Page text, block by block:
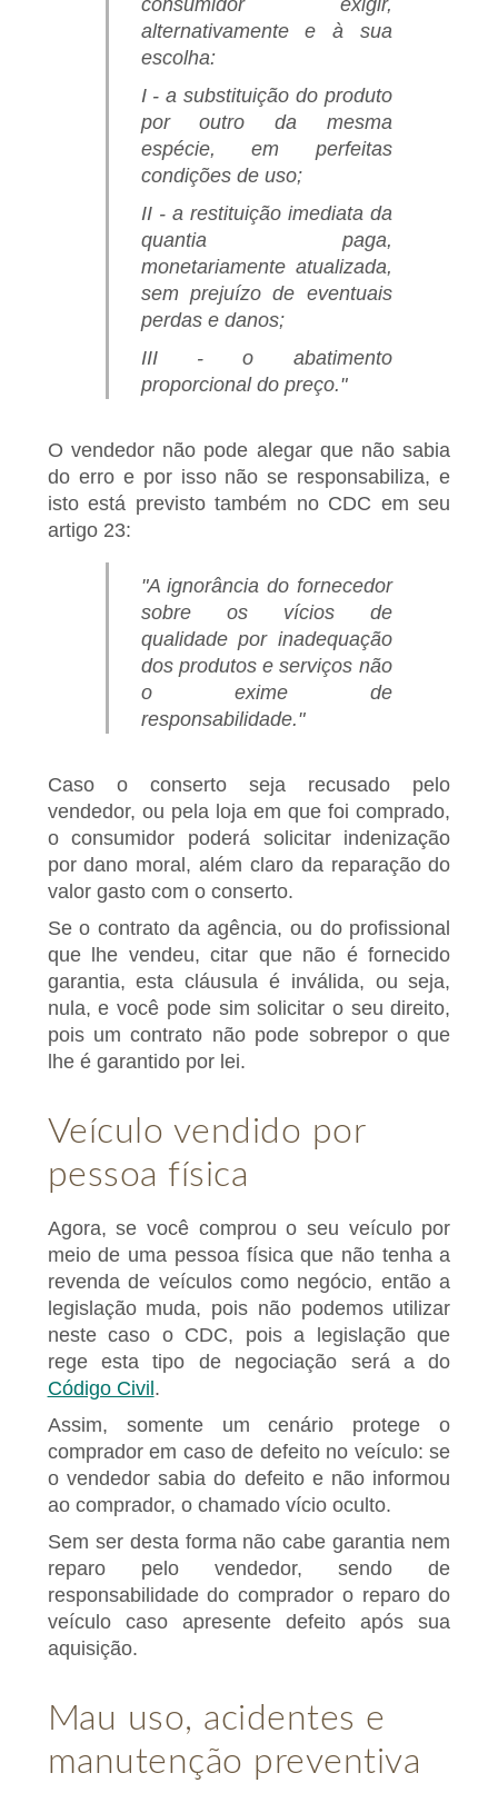
consumidor exigir,
alternativamente e à sua
escolha:
I - a substituição do produto
por outro da mesma
espécie, em perfeitas
condições de uso;
II - a restituição imediata da
quantia paga,
monetariamente atualizada,
sem prejuízo de eventuais
perdas e danos;
III - o abatimento
proporcional do preço."
O vendedor não pode alegar que não sabia
do erro e por isso não se responsabiliza, e
isto está previsto também no CDC em seu
artigo 23:
"A ignorância do fornecedor
sobre os vícios de
qualidade por inadequação
dos produtos e serviços não
o exime de
responsabilidade."
Caso o conserto seja recusado pelo
vendedor, ou pela loja em que foi comprado,
o consumidor poderá solicitar indenização
por dano moral, além claro da reparação do
valor gasto com o conserto.
Se o contrato da agência, ou do profissional
que lhe vendeu, citar que não é fornecido
garantia, esta cláusula é inválida, ou seja,
nula, e você pode sim solicitar o seu direito,
pois um contrato não pode sobrepor o que
lhe é garantido por lei.
Veículo vendido por
pessoa física
Agora, se você comprou o seu veículo por
meio de uma pessoa física que não tenha a
revenda de veículos como negócio, então a
legislação muda, pois não podemos utilizar
neste caso o CDC, pois a legislação que
rege esta tipo de negociação será a do
Código Civil .
Assim, somente um cenário protege o
comprador em caso de defeito no veículo: se
o vendedor sabia do defeito e não informou
ao comprador, o chamado vício oculto.
Sem ser desta forma não cabe garantia nem
reparo pelo vendedor, sendo de
responsabilidade do comprador o reparo do
veículo caso apresente defeito após sua
aquisição.
Mau uso, acidentes e
manutenção preventiva